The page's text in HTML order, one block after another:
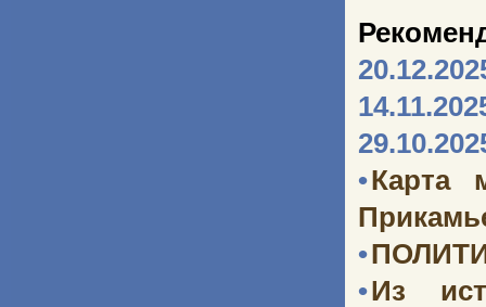
•Карта
•
•Из